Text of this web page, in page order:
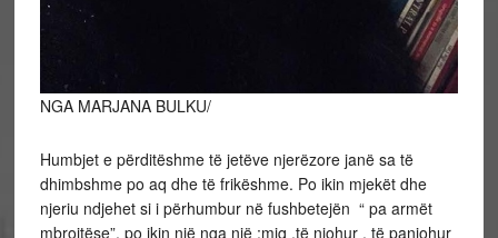
NGA MARJANA BULKU/
Humbjet e përditëshme të jetëve njerëzore janë sa të
dhimbshme po aq dhe të frikëshme. Po ikin mjekët dhe
njeriu ndjehet si i përhumbur në fushbetejën “ pa armët
mbrojtëse”, po ikin një nga një ;miq ,të njohur , të panjohur